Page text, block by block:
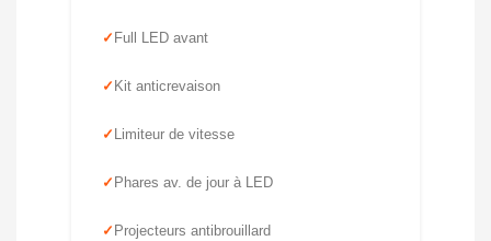
Full LED avant
Kit anticrevaison
Limiteur de vitesse
Phares av. de jour à LED
Projecteurs antibrouillard